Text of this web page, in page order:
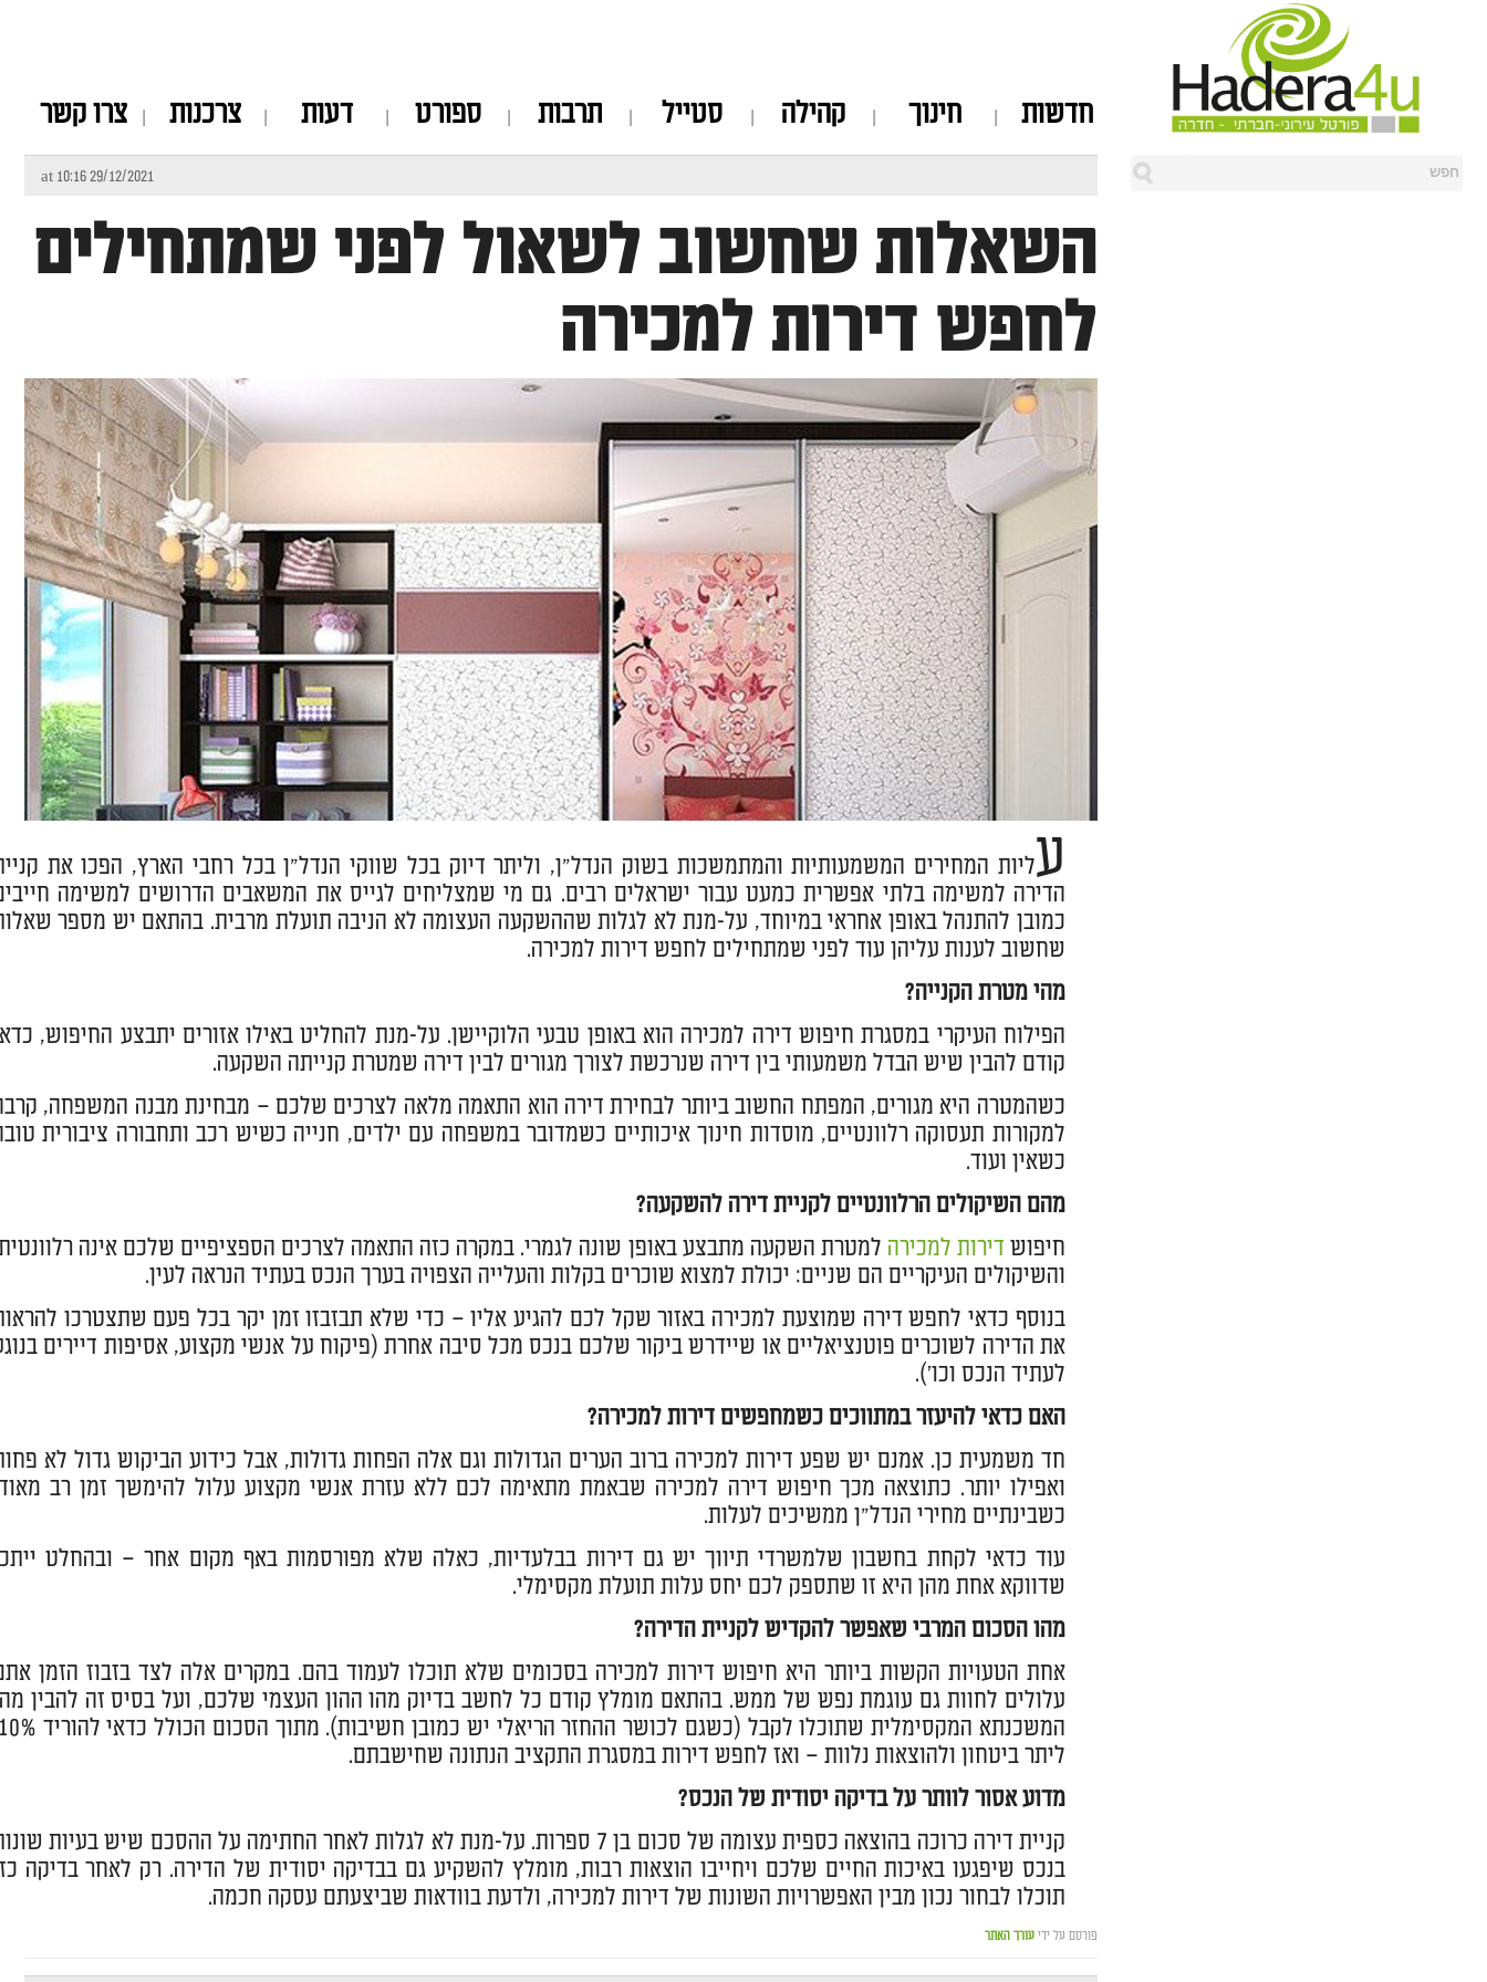
חדשות חינוך קהילה סטייל תרבות ספורט דעות צרכנות צרו קשר
29/12/2021 at 10:16
השאלות שחשוב לשאול לפני שמתחילים
לחפש דירות למכירה
עליות המחירים המשמעותיות והמתמשכות בשוק הנדל"ן, וליתר דיוק בכל שווקי הנדל"ן בכל רחבי הארץ, הפכו את
הדירה למשימה בלתי אפשרית כמעט עבור ישראלים רבים. גם מי שמצליחים לגייס את המשאבים הדרושים למשימה
כמובן להתנהל באופן אחראי במיוחד, על-מנת לא לגלות שההשקעה העצומה לא הניבה תועלת מרבית. בהתאם יש מספר
שחשוב לענות עליהן עוד לפני שמתחילים לחפש דירות למכירה.
מהי מטרת הקנייה?
הפילוח העיקרי במסגרת חיפוש דירה למכירה הוא באופן טבעי הלוקיישן. על-מנת להחליט באילו אזורים יתבצע החיפוש,
קודם להבין שיש הבדל משמעותי בין דירה שנרכשת לצורך מגורים לבין דירה שמטרת קנייתה השקעה.
כשהמטרה היא מגורים, המפתח החשוב ביותר לבחירת דירה הוא התאמה מלאה לצרכים שלכם – מבחינת מבנה המשפחה,
למקורות תעסוקה רלוונטיים, מוסדות חינוך איכותיים כשמדובר במשפחה עם ילדים, חנייה כשיש רכב ותחבורה ציבורית
כשאין ועוד.
מהם השיקולים הרלוונטיים לקניית דירה להשקעה?
חיפוש דירות למכירה למטרת השקעה מתבצע באופן שונה לגמרי. במקרה כזה התאמה לצרכים הספציפיים שלכם אינה
והשיקולים העיקריים הם שניים: יכולת למצוא שוכרים בקלות והעלייה הצפויה בערך הנכס בעתיד הנראה לעין.
בנוסף כדאי לחפש דירה שמוצעת למכירה באזור שקל לכם להגיע אליו – כדי שלא תבזבזו זמן יקר בכל פעם שתצטרכו
את הדירה לשוכרים פוטנציאליים או שיידרש ביקור שלכם בנכס מכל סיבה אחרת (פיקוח על אנשי מקצוע, אסיפות דיירים
לעתיד הנכס וכו').
האם כדאי להיעזר במתווכים כשמחפשים דירות למכירה?
חד משמעית כן. אמנם יש שפע דירות למכירה ברוב הערים הגדולות וגם אלה הפחות גדולות, אבל כידוע הביקוש גדול לא
ואפילו יותר. כתוצאה מכך חיפוש דירה למכירה שבאמת מתאימה לכם ללא עזרת אנשי מקצוע עלול להימשך זמן רב
כשבינתיים מחירי הנדל"ן ממשיכים לעלות.
עוד כדאי לקחת בחשבון שלמשרדי תיווך יש גם דירות בבלעדיות, כאלה שלא מפורסמות באף מקום אחר – ובהחלט
שדווקא אחת מהן היא זו שתספק לכם יחס עלות תועלת מקסימלי.
מהו הסכום המרבי שאפשר להקדיש לקניית הדירה?
אחת הטעויות הקשות ביותר היא חיפוש דירות למכירה בסכומים שלא תוכלו לעמוד בהם. במקרים אלה לצד בזבוז הזמן
עלולים לחוות גם עוגמת נפש של ממש. בהתאם מומלץ קודם כל לחשב בדיוק מהו ההון העצמי שלכם, ועל בסיס זה להבין
ליתר ביטחון ולהוצאות נלוות – ואז לחפש דירות במסגרת התקציב הנתונה שחישבתם.
מדוע אסור לוותר על בדיקה יסודית של הנכס?
קניית דירה כרוכה בהוצאה כספית עצומה של סכום בן 7 ספרות. על-מנת לא לגלות לאחר החתימה על ההסכם שיש בעיות
בנכס שיפגעו באיכות החיים שלכם ויחייבו הוצאות רבות, מומלץ להשקיע גם בבדיקה יסודית של הדירה. רק לאחר בדיקה
תוכלו לבחור נכון מבין האפשרויות השונות של דירות למכירה, ולדעת בוודאות שביצעתם עסקה חכמה.
פורסם על ידי עורך האתר